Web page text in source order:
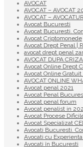
AVOCAT
AVOCAT – AVOCAT
AVOCAT –
Avocat Bucuresti
Avocat Bucuresti.
Avocat Criptomonede
Avocat Drept Penal |
avocat drept penal
AVOCAT DUPA
Avocat Online Drept
Avocat Online
AVOCAT ONLINE
Avocat penal 2021
Avocat Penal
Avocat penal forum
Avocat penalist in
Avocat Procese
Avocat Specializat
Avocati Bucuresti.
Avocati cu Experienta
Avocati în Bucuresti